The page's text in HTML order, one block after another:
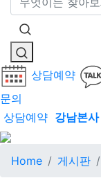
상담예약
문의
상담예약 강남본사
Home 게시판